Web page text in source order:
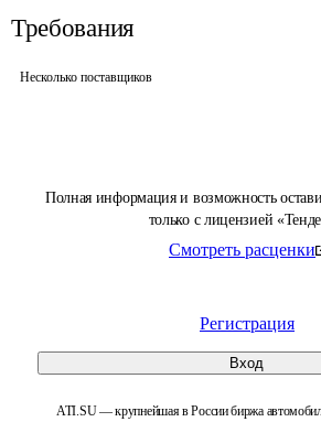
Полная информация и возможность
только с лицензией
Смотреть расценки
Регистрация
Вход
ATI.SU — крупнейшая в России биржа
Требования
Несколько поставщиков